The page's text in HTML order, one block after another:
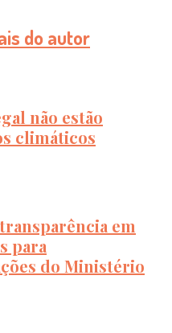
do autor
não estão
climáticos
em
para
do Ministério